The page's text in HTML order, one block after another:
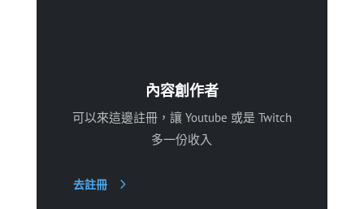
內容創作者
可以來這邊註冊，讓 Youtube 或是 Twitch
多一份收入
去註冊